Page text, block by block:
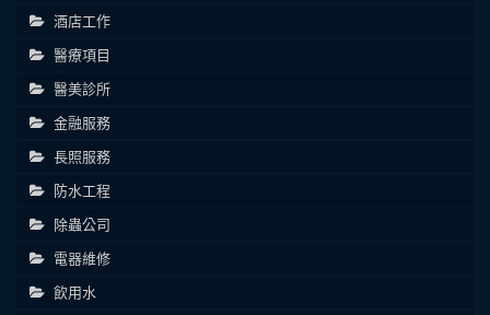
酒店工作
醫療項目
醫美診所
金融服務
長照服務
防水工程
除蟲公司
電器維修
飲用水